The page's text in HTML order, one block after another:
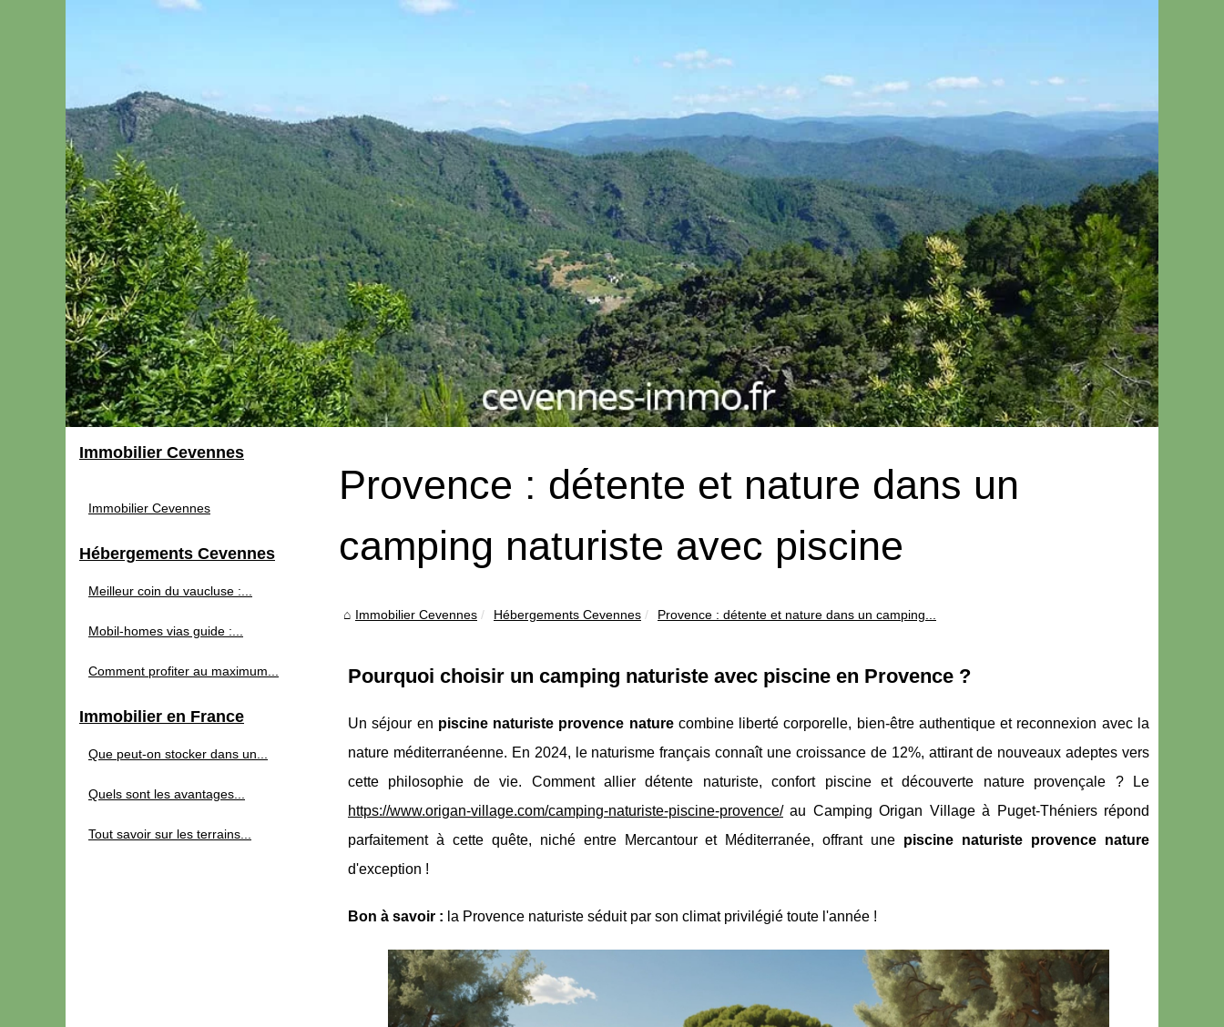
Provence : détente et nature dans un
camping naturiste avec piscine
Immobilier Cevennes Hébergements Cevennes Provence : détente et nature dans un camping...
Pourquoi choisir un camping naturiste avec piscine en Provence ?
Un séjour en piscine naturiste provence naturecombine liberté corporelle, bien-être authentique et reconnexion avec la
nature méditerranéenne. En 2024, le naturisme français connaît une croissance de 12%, attirant de nouveaux adeptes vers
cette philosophie de vie. Comment allier détente naturiste, confort piscine et découverte nature provençale ? Le
https://www.origan-village.com/camping-naturiste-piscine-provence/au Camping Origan Village à Puget-Théniers répond
parfaitement à cette quête, niché entre Mercantour et Méditerranée, offrant une piscine naturiste provence nature
d'exception !
Bon à savoir : la Provence naturiste séduit par son climat privilégié toute l'année !
Immobilier Cevennes
Immobilier Cevennes
Hébergements Cevennes
Meilleur coin du vaucluse :...
Mobil-homes vias guide :...
Comment profiter au maximum...
Immobilier en France
Que peut-on stocker dans un...
Quels sont les avantages...
Tout savoir sur les terrains...